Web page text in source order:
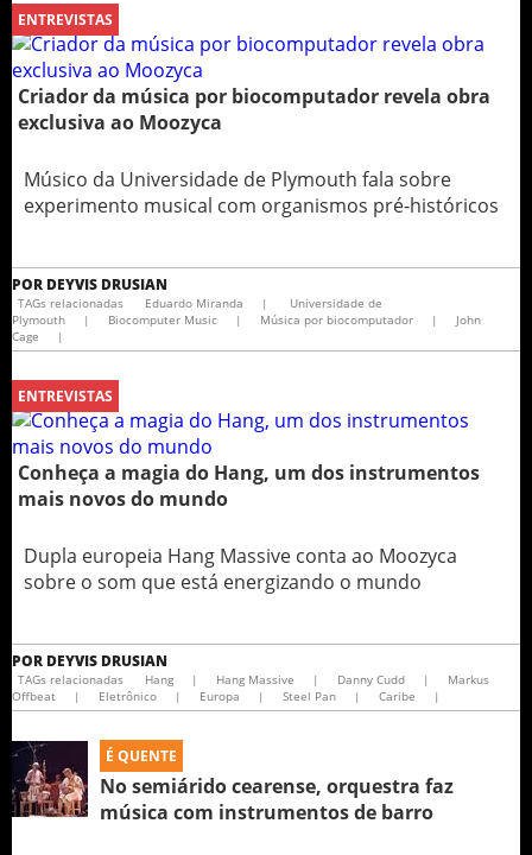
ENTREVISTAS
Criador da música por biocomputador revela obra
exclusiva ao Moozyca
Músico da Universidade de Plymouth fala sobre
experimento musical com organismos pré-históricos
POR DEYVIS DRUSIAN
TAGs relacionadas Eduardo Miranda |
Universidade de
Plymouth
| Biocomputer Music | Música por biocomputador |
John
Cage
|
ENTREVISTAS
Conheça a magia do Hang, um dos instrumentos
mais novos do mundo
Dupla europeia Hang Massive conta ao Moozyca
sobre o som que está energizando o mundo
POR DEYVIS DRUSIAN
TAGs relacionadas Hang | Hang Massive | Danny Cudd |
Markus
Offbeat
| Eletrônico | Europa | Steel Pan | Caribe |
É QUENTE
No semiárido cearense, orquestra faz
música com instrumentos de barro